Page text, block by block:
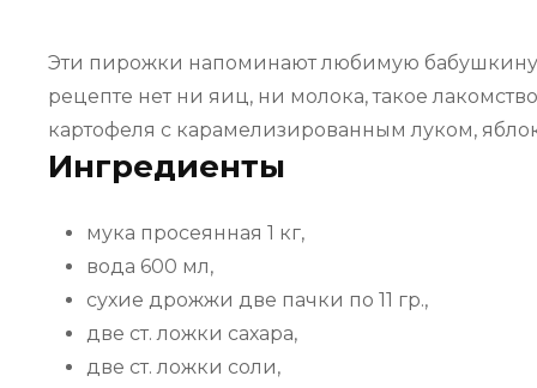
Эти пирожки напоминают любимую
рецепте нет ни яиц, ни молока, такое
картофеля с карамелизированным луком,
Ингредиенты
мука просеянная 1 кг,
вода 600 мл,
сухие дрожжи две пачки по 11 гр.,
две ст. ложки сахара,
две ст. ложки соли,